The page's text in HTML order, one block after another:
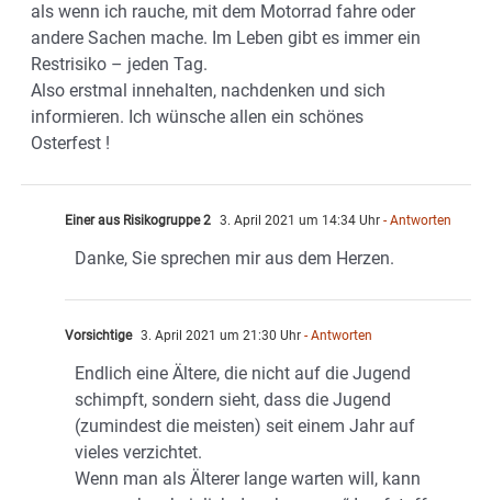
als wenn ich rauche, mit dem Motorrad fahre oder
andere Sachen mache. Im Leben gibt es immer ein
Restrisiko – jeden Tag.
Also erstmal innehalten, nachdenken und sich
informieren. Ich wünsche allen ein schönes
Osterfest !
Einer aus Risikogruppe 2 3. April 2021 um 14:34 Uhr - Antworten
Danke, Sie sprechen mir aus dem Herzen.
Vorsichtige 3. April 2021 um 21:30 Uhr - Antworten
Endlich eine Ältere, die nicht auf die Jugend
schimpft, sondern sieht, dass die Jugend
(zumindest die meisten) seit einem Jahr auf
vieles verzichtet.
Wenn man als Älterer lange warten will, kann